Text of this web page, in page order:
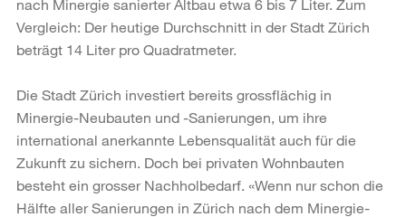
nach Minergie sanierter Altbau etwa 6 bis 7 Liter. Zum
Vergleich: Der heutige Durchschnitt in der Stadt Zürich
beträgt 14 Liter pro Quadratmeter.
Die Stadt Zürich investiert bereits grossflächig in
Minergie-Neubauten und -Sanierungen, um ihre
international anerkannte Lebensqualität auch für die
Zukunft zu sichern. Doch bei privaten Wohnbauten
besteht ein grosser Nachholbedarf. «Wenn nur schon die
Hälfte aller Sanierungen in Zürich nach dem Minergie-